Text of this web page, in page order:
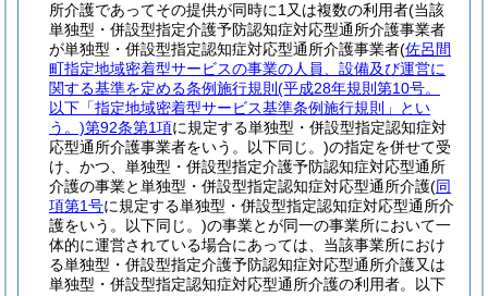
所介護であってその提供が同時に1又は複数の利用者(当該
単独型・併設型指定介護予防認知症対応型通所介護事業者
が単独型・併設型指定認知症対応型通所介護事業者(佐呂間
町指定地域密着型サービスの事業の人員、設備及び運営に
関する基準を定める条例施行規則 (平成28年規則第10号。
以下「指定地域密着型サービス基準条例施行規則」とい
う。)第92条第1項に規定する単独型・併設型指定認知症対
応型通所介護事業者をいう。以下同じ。)の指定を併せて受
け、かつ、単独型・併設型指定介護予防認知症対応型通所
介護の事業と単独型・併設型指定認知症対応型通所介護(同
項第1号に規定する単独型・併設型指定認知症対応型通所介
護をいう。以下同じ。)の事業とが同一の事業所において一
体的に運営されている場合にあっては、当該事業所におけ
る単独型・併設型指定介護予防認知症対応型通所介護又は
単独型・併設型指定認知症対応型通所介護の利用者。以下